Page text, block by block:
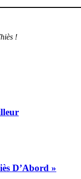
!
D’Abord »